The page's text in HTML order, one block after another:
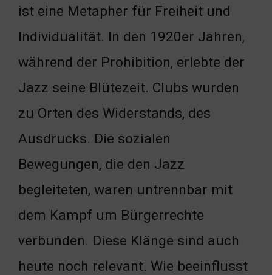
ist eine Metapher für Freiheit und
Individualität. In den 1920er Jahren,
während der Prohibition, erlebte der
Jazz seine Blütezeit. Clubs wurden
zu Orten des Widerstands, des
Ausdrucks. Die sozialen
Bewegungen, die den Jazz
begleiteten, waren untrennbar mit
dem Kampf um Bürgerrechte
verbunden. Diese Klänge sind auch
heute noch relevant. Wie beeinflusst